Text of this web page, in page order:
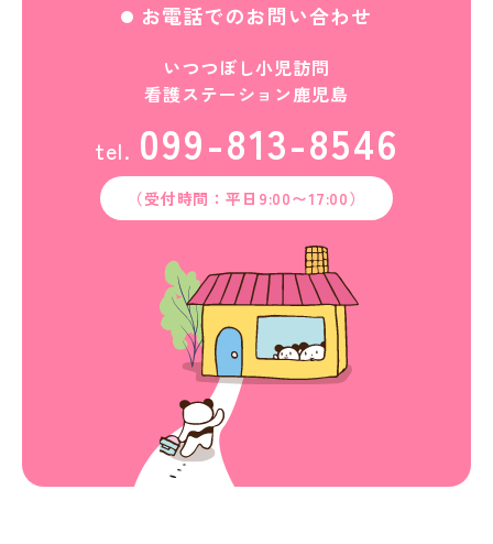
お電話でのお問い合わせ
いつつぼし小児訪問
看護ステーション鹿児島
tel. 099-813-8546
（受付時間：平日9:00〜17:00）